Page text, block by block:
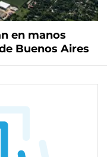
en manos
Buenos Aires